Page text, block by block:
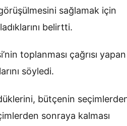
sağlamak için
belirtti.
toplanması çağrısı yapan
söyledi.
bütçenin
sonraya kalması